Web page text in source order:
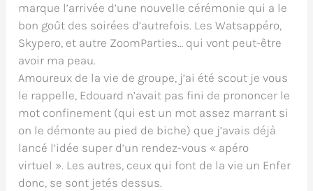
marque l’arrivée d’une nouvelle cérémonie qui a le
bon goût des soirées d’autrefois. Les Watsappéro,
Skypero, et autre ZoomParties… qui vont peut-être
avoir ma peau.
Amoureux de la vie de groupe, j’ai été scout je vous
le rappelle, Edouard n’avait pas fini de prononcer le
mot confinement (qui est un mot assez marrant si
on le démonte au pied de biche) que j’avais déjà
lancé l’idée super d’un rendez-vous « apéro
virtuel ». Les autres, ceux qui font de la vie un Enfer
donc, se sont jetés dessus.